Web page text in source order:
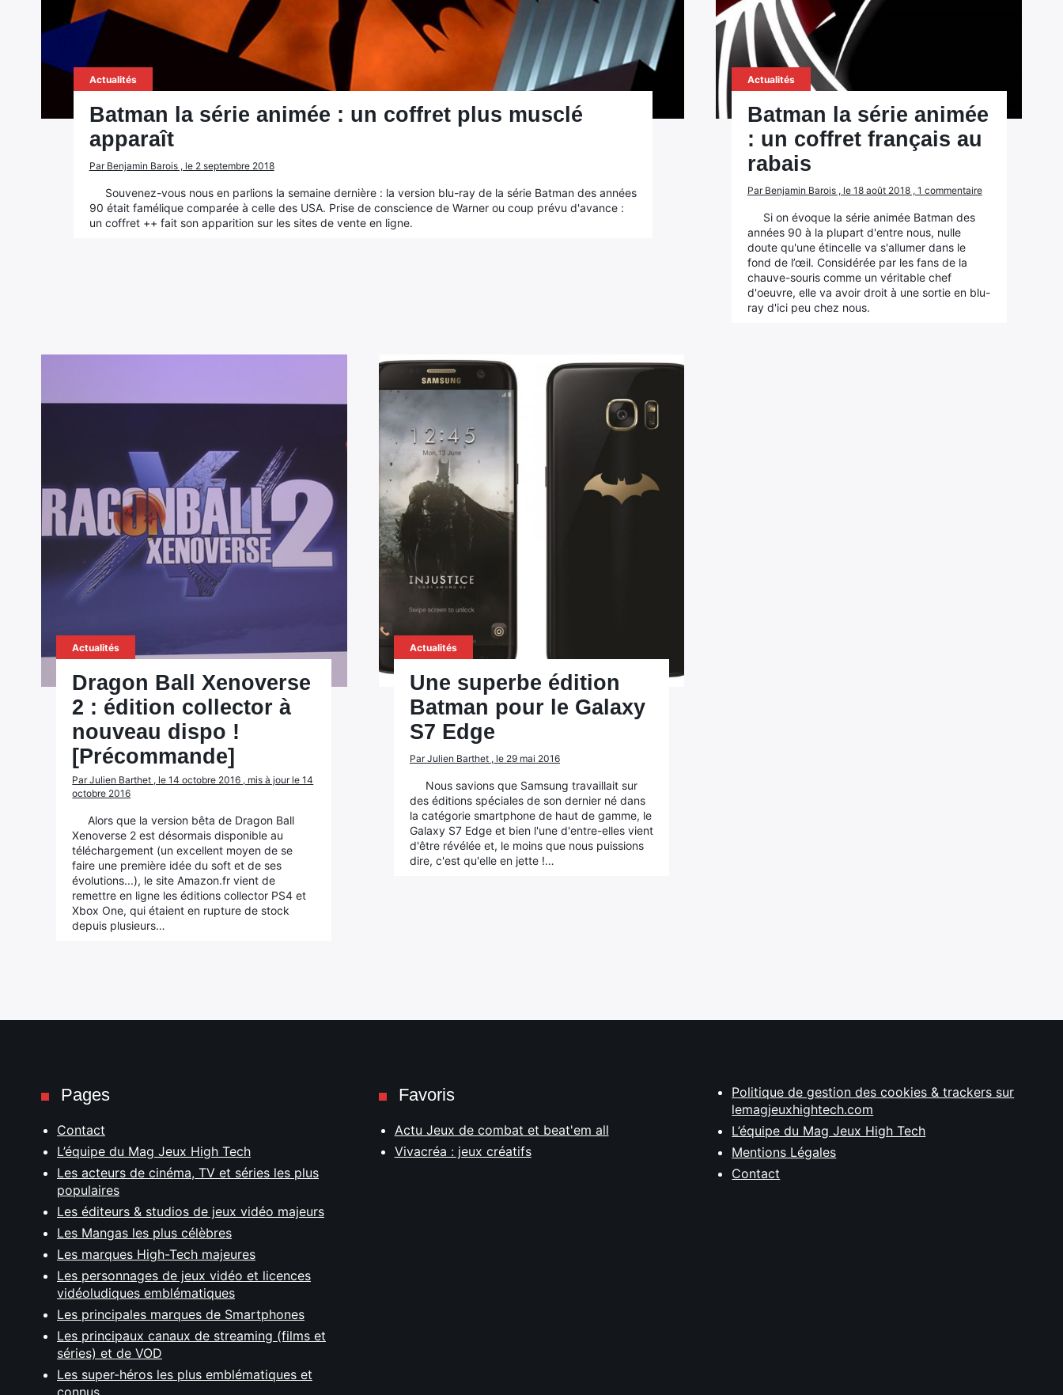
Actualités
Batman la série animée : un coffret plus musclé
apparaît
Par Benjamin Barois , le 2 septembre 2018
Souvenez-vous nous en parlions la semaine dernière : la version blu-ray de la série Batman des années
90 était famélique comparée à celle des USA. Prise de conscience de Warner ou coup prévu d'avance :
un coffret ++ fait son apparition sur les sites de vente en ligne.
Actualités
Batman la série animée
: un coffret français au
rabais
Par Benjamin Barois , le 18 août 2018 , 1 commentaire
Si on évoque la série animée Batman des
années 90 à la plupart d'entre nous, nulle
doute qu'une étincelle va s'allumer dans le
fond de l’œil. Considérée par les fans de la
chauve-souris comme un véritable chef
d'oeuvre, elle va avoir droit à une sortie en blu-
ray d'ici peu chez nous.
Actualités
Dragon Ball Xenoverse
2 : édition collector à
nouveau dispo !
[Précommande]
Par Julien Barthet , le 14 octobre 2016 , mis à jour le 14
octobre 2016
Alors que la version bêta de Dragon Ball
Xenoverse 2 est désormais disponible au
téléchargement (un excellent moyen de se
faire une première idée du soft et de ses
évolutions...), le site Amazon.fr vient de
remettre en ligne les éditions collector PS4 et
Xbox One, qui étaient en rupture de stock
depuis plusieurs…
Actualités
Une superbe édition
Batman pour le Galaxy
S7 Edge
Par Julien Barthet , le 29 mai 2016
Nous savions que Samsung travaillait sur
des éditions spéciales de son dernier né dans
la catégorie smartphone de haut de gamme, le
Galaxy S7 Edge et bien l'une d'entre-elles vient
d'être révélée et, le moins que nous puissions
dire, c'est qu'elle en jette !…
Pages
Contact
L’équipe du Mag Jeux High Tech
Les acteurs de cinéma, TV et séries les plus
populaires
Les éditeurs & studios de jeux vidéo majeurs
Les Mangas les plus célèbres
Les marques High-Tech majeures
Les personnages de jeux vidéo et licences
vidéoludiques emblématiques
Les principales marques de Smartphones
Les principaux canaux de streaming (films et
séries) et de VOD
Les super-héros les plus emblématiques et
connus
Favoris
Actu Jeux de combat et beat'em all
Vivacréa : jeux créatifs
Politique de gestion des cookies & trackers sur
lemagjeuxhightech.com
L’équipe du Mag Jeux High Tech
Mentions Légales
Contact